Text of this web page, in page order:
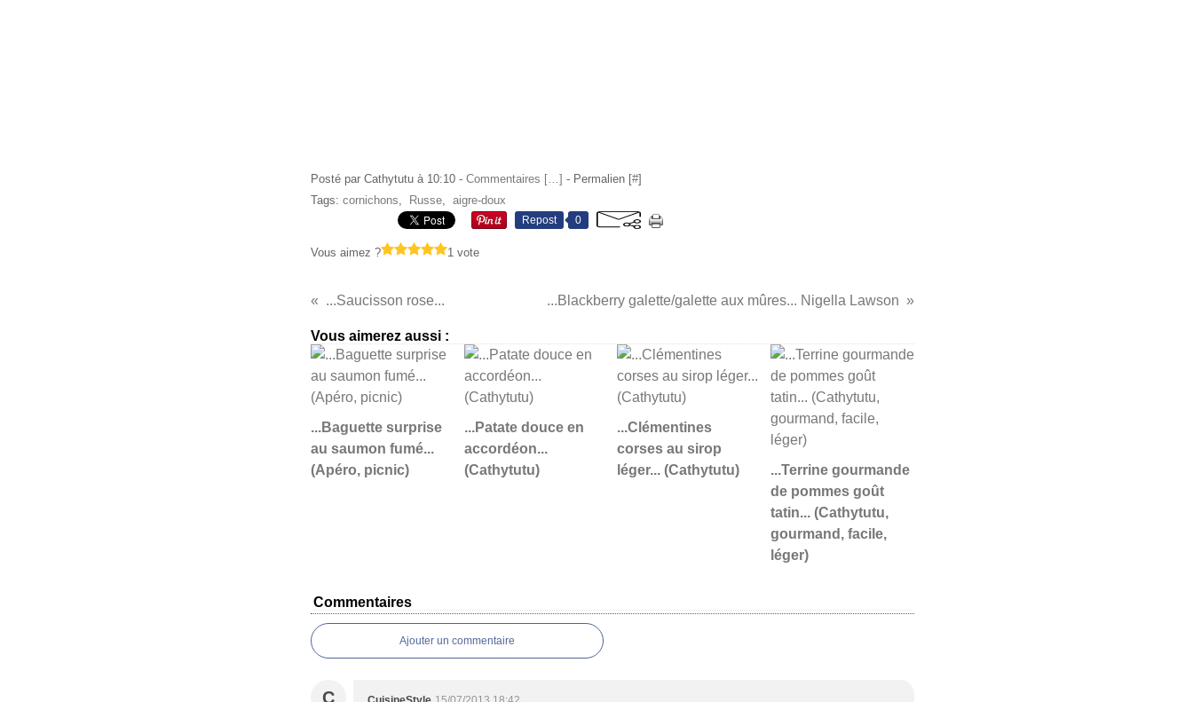
Posté par Cathytutu à 10:10 - Commentaires […] - Permalien [#]
Tags: cornichons, Russe, aigre-doux
Repost 0
Vous aimez ? 1 vote
...Saucisson rose... ...Blackberry galette/galette aux mûres... Nigella Lawson
Vous aimerez aussi :
...Baguette surprise
au saumon fumé...
(Apéro, picnic)
...Patate douce en
accordéon...
(Cathytutu)
...Clémentines
corses au sirop
léger... (Cathytutu)
...Terrine gourmande
de pommes goût
tatin... (Cathytutu,
gourmand, facile,
léger)
Commentaires
Ajouter un commentaire
C